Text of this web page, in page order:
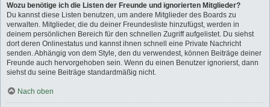
Wozu benötige ich die Listen der Freunde und ignorierten Mitglieder?
Du kannst diese Listen benutzen, um andere Mitglieder des Boards zu
verwalten. Mitglieder, die du deiner Freundesliste hinzufügst, werden in
deinem persönlichen Bereich für den schnellen Zugriff aufgelistet. Du siehst
dort deren Onlinestatus und kannst ihnen schnell eine Private Nachricht
senden. Abhängig von dem Style, den du verwendest, können Beiträge deiner
Freunde auch hervorgehoben sein. Wenn du einen Benutzer ignorierst, dann
siehst du seine Beiträge standardmäßig nicht.
Nach oben